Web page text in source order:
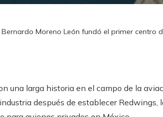
Bernardo Moreno León fundó el primer centro
una larga historia en el campo de la
después de establecer Redwings,